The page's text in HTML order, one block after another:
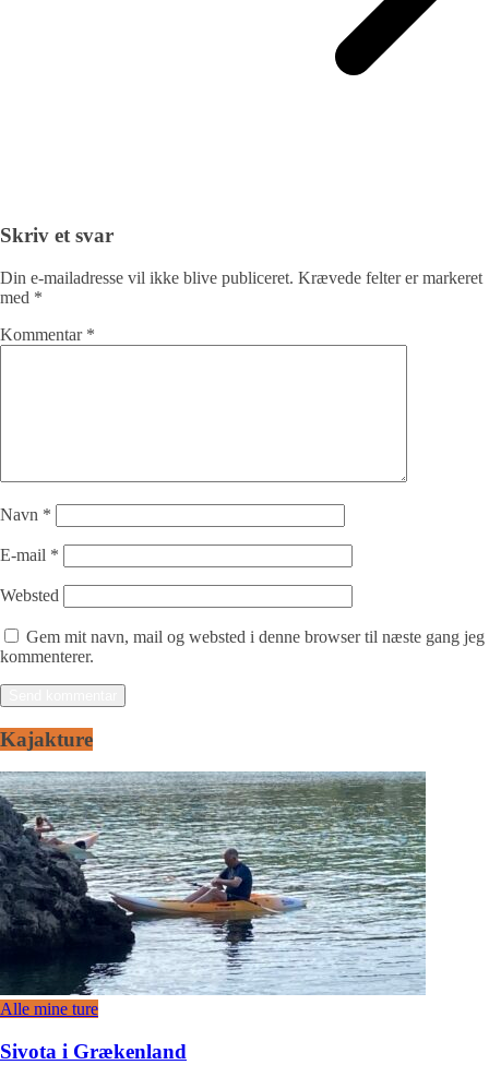
Skriv et svar
Din e-mailadresse vil ikke blive publiceret. Krævede felter er markeret
med *
Kommentar *
Navn *
E-mail *
Websted
Gem mit navn, mail og websted i denne browser til næste gang jeg
kommenterer.
Kajakture
Alle mine ture
Sivota i Grækenland